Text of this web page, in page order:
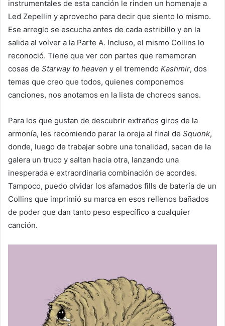
instrumentales de esta canción le rinden un homenaje a
Led Zepellin y aprovecho para decir que siento lo mismo.
Ese arreglo se escucha antes de cada estribillo y en la
salida al volver a la Parte A. Incluso, el mismo Collins lo
reconoció. Tiene que ver con partes que rememoran
cosas de Starway to heaven y el tremendo Kashmir, dos
temas que creo que todos, quienes componemos
canciones, nos anotamos en la lista de choreos sanos.
Para los que gustan de descubrir extraños giros de la
armonía, les recomiendo parar la oreja al final de Squonk,
donde, luego de trabajar sobre una tonalidad, sacan de la
galera un truco y saltan hacia otra, lanzando una
inesperada e extraordinaria combinación de acordes.
Tampoco, puedo olvidar los afamados fills de batería de un
Collins que imprimió su marca en esos rellenos bañados
de poder que dan tanto peso específico a cualquier
canción.